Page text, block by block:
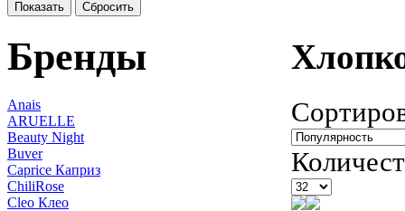
Показать Сбросить
Бренды
Anais
ARUELLE
Beauty Night
Buver
Caprice Каприз
ChiliRose
Cleo Клео